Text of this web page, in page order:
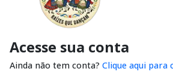
Acesse sua conta
Ainda não tem conta? Clique aqui para